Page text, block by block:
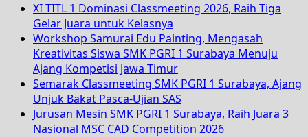
XI TITL 1 Dominasi Classmeeting 2026, Raih Tiga
Gelar Juara untuk Kelasnya
Workshop Samurai Edu Painting, Mengasah
Kreativitas Siswa SMK PGRI 1 Surabaya Menuju
Ajang Kompetisi Jawa Timur
Semarak Classmeeting SMK PGRI 1 Surabaya, Ajang
Unjuk Bakat Pasca-Ujian SAS
Jurusan Mesin SMK PGRI 1 Surabaya, Raih Juara 3
Nasional MSC CAD Competition 2026